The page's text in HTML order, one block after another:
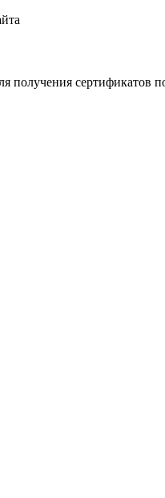
сертификатов